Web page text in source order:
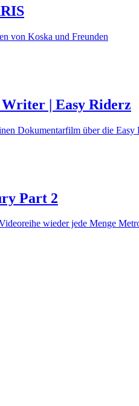
von Koska und Freunden
| Easy Riderz
Dokumentarfilm über die Easy
Part 2
wieder jede Menge